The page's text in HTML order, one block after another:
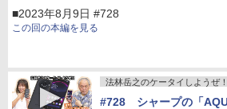
■2023年8月9日 #728
この回の本編を見る
法林岳之のケータイしようぜ！
#728 シャープの「